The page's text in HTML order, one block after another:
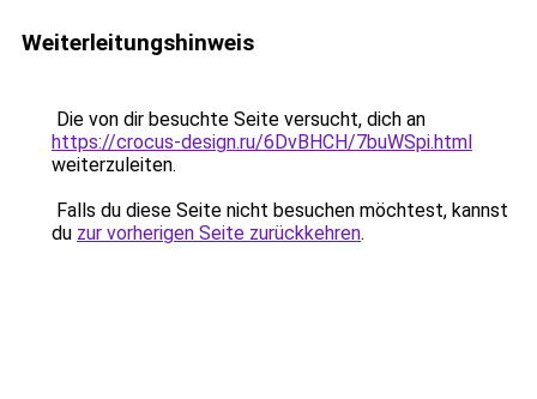
Weiterleitungshinweis
Die von dir besuchte Seite versucht, dich an
https://crocus-design.ru/6DvBHCH/7buWSpi.html
weiterzuleiten.
Falls du diese Seite nicht besuchen möchtest, kannst
du zur vorherigen Seite zurückkehren.